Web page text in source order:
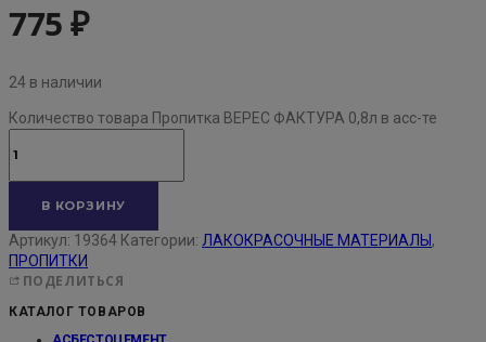
775₽
24 в наличии
Количество товара Пропитка ВЕРЕС ФАКТУРА 0,8л в асс-те
В КОРЗИНУ
Артикул: 19364 Категории: ЛАКОКРАСОЧНЫЕ МАТЕРИАЛЫ ,
ПРОПИТКИ
ПОДЕЛИТЬСЯ
КАТАЛОГ ТОВАРОВ